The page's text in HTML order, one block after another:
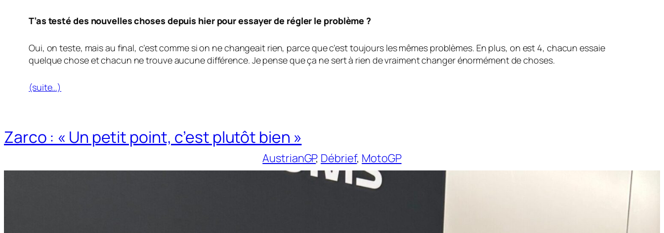
T’as testé des nouvelles choses depuis hier pour essayer de régler le problème ?
Oui, on teste, mais au final, c’est comme si on ne changeait rien, parce que c’est toujours les mêmes problèmes. En plus, on est 4, chacun essaie
quelque chose et chacun ne trouve aucune différence. Je pense que ça ne sert à rien de vraiment changer énormément de choses.
(suite…)
Zarco : « Un petit point, c’est plutôt bien »
AustrianGP, Débrief, MotoGP